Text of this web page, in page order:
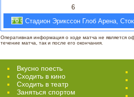
6
Стадион Эрикссон Глоб Арена,
Оперативная информация о ходе матча не является
течение матча, так и после его окончания.
Вкусно поесть
Сходить в кино
Cходить в театр
Заняться спортом